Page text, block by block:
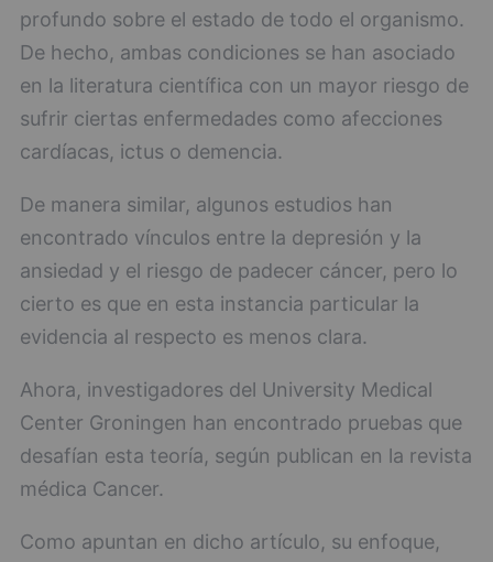
profundo sobre el estado de todo el organismo.
De hecho, ambas condiciones se han asociado
en la literatura científica con un mayor riesgo de
sufrir ciertas enfermedades como afecciones
cardíacas, ictus o demencia.
De manera similar, algunos estudios han
encontrado vínculos entre la depresión y la
ansiedad y el riesgo de padecer cáncer, pero lo
cierto es que en esta instancia particular la
evidencia al respecto es menos clara.
Ahora, investigadores del University Medical
Center Groningen han encontrado pruebas que
desafían esta teoría, según publican en la revista
médica Cancer.
Como apuntan en dicho artículo, su enfoque,